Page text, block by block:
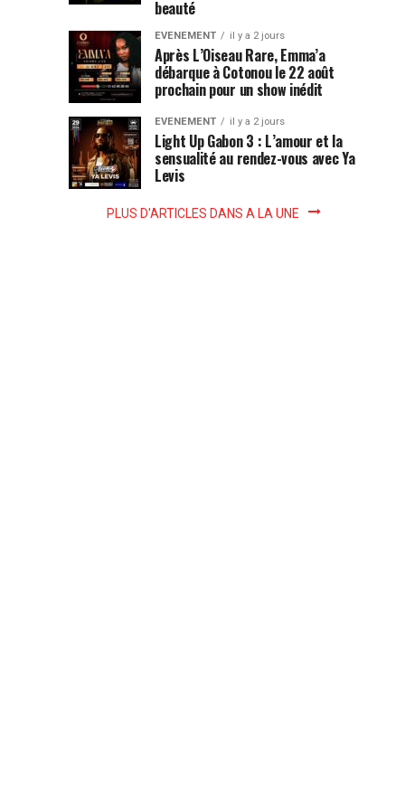
maison
de
production
Ntcham,
star
gabonaise
pense
déjà
beauté
EVENEMENT il y a 2 jours
Après L’Oiseau Rare, Emma’a
débarque à Cotonou le 22 août
prochain pour un show inédit
EVENEMENT il y a 2 jours
Light Up Gabon 3 : L’amour et la
sensualité au rendez-vous avec Ya
Levis
PLUS D'ARTICLES DANS A LA UNE